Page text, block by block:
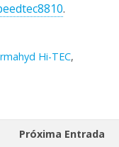
.
Hi-TEC,
Próxima Entrada